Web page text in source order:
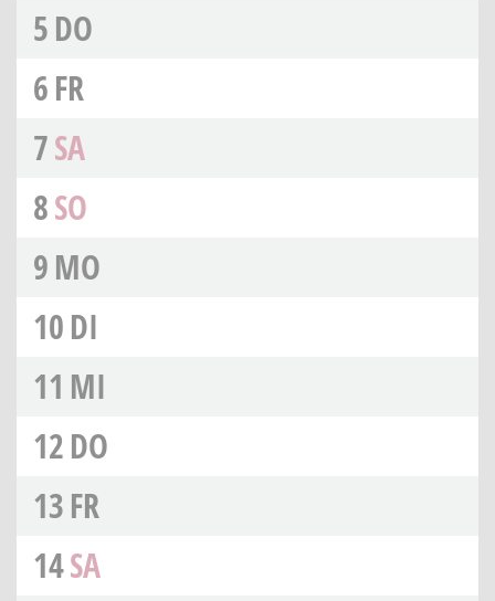
5DO
6FR
7SA
8SO
9MO
10DI
11 MI
12DO
13FR
14SA